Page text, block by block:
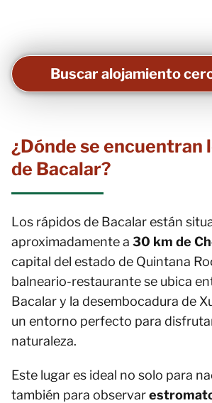
Buscar alojamiento
¿Dónde se encuentran
de Bacalar?
Los rápidos de Bacalar están
aproximadamente a 30 km de
capital del estado de Quintana
balneario-restaurante se ubica
Bacalar y la desembocadura de
un entorno perfecto para
naturaleza.
Este lugar es ideal no solo para
también para observar